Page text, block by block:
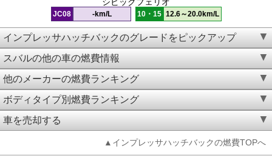
JC08 -km/L 10・15 12.6～20.0km/L
インプレッサハッチバックのグレードをピックアップ
スバルの他の車の燃費情報
他のメーカーの燃費ランキング
ボディタイプ別燃費ランキング
車を売却する
▲インプレッサハッチバックの燃費TOPへ